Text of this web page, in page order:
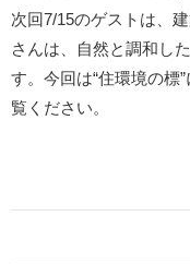
次回7/15のゲストは、
さんは、自然と調和し
す。今回は“住環境の標
覧ください。